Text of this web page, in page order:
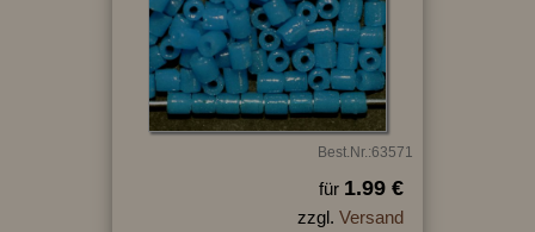
Best.Nr.:63571
für 1.99 €
zzgl. Versand